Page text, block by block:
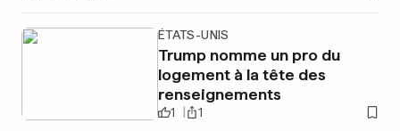
ÉTATS-UNIS
Trump nomme un pro du
logement à la tête des
renseignements
1 1